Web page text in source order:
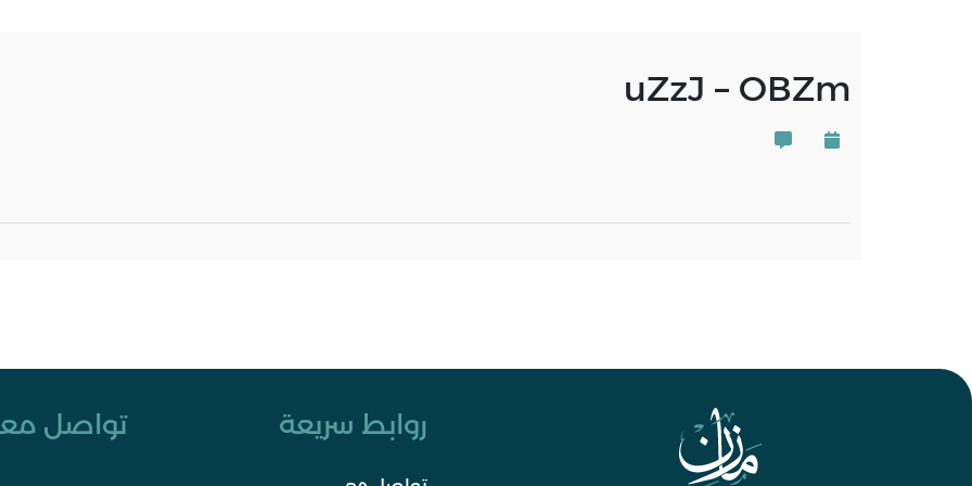
uZzJ – OBZm
روابط سريعة تواصل